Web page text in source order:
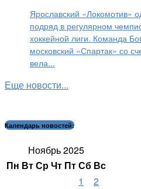
Ярославский «Локомотив»
подряд в регулярном
хоккейной лиги. Команда
московский «Спартак» со
вела...
Еще новости...
Календарь новостей:
Ноябрь 2025
Пн ВтСрЧт ПтСб Вс
1
2